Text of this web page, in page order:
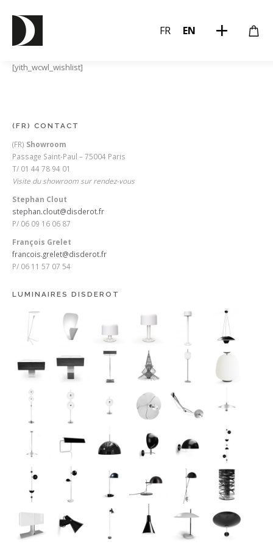
FR EN
[yith_wcwl_wishlist]
(FR) CONTACT
(FR) Showroom
Passage Saint-Paul – 75004 Paris
T/ 01 44 78 94 01
Visite du showroom sur rendez-vous
Stephan Clout
stephan.clout@disderot.fr
P/ 06 09 16 06 87
François Grelet
francois.grelet@disderot.fr
P/ 06 11 57 07 54
LUMINAIRES DISDEROT